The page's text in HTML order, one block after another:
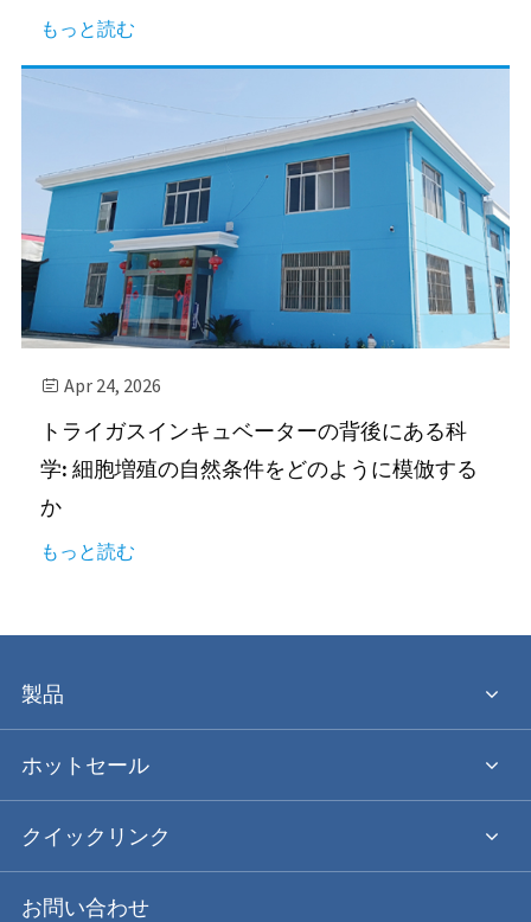
もっと読む
 Apr 24, 2026
トライガスインキュベーターの背後にある科
学: 細胞増殖の自然条件をどのように模倣する
か
もっと読む
製品
ホットセール
クイックリンク
お問い合わせ